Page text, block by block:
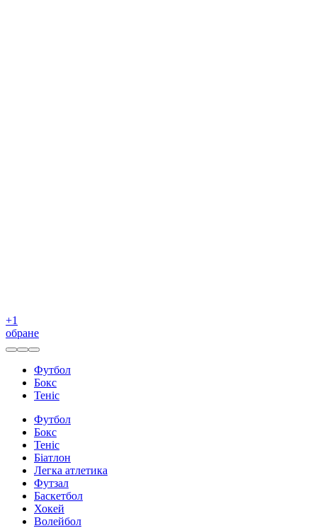
+1
обране
Футбол
Бокс
Теніс
Футбол
Бокс
Теніс
Біатлон
Легка атлетика
Футзал
Баскетбол
Хокей
Волейбол